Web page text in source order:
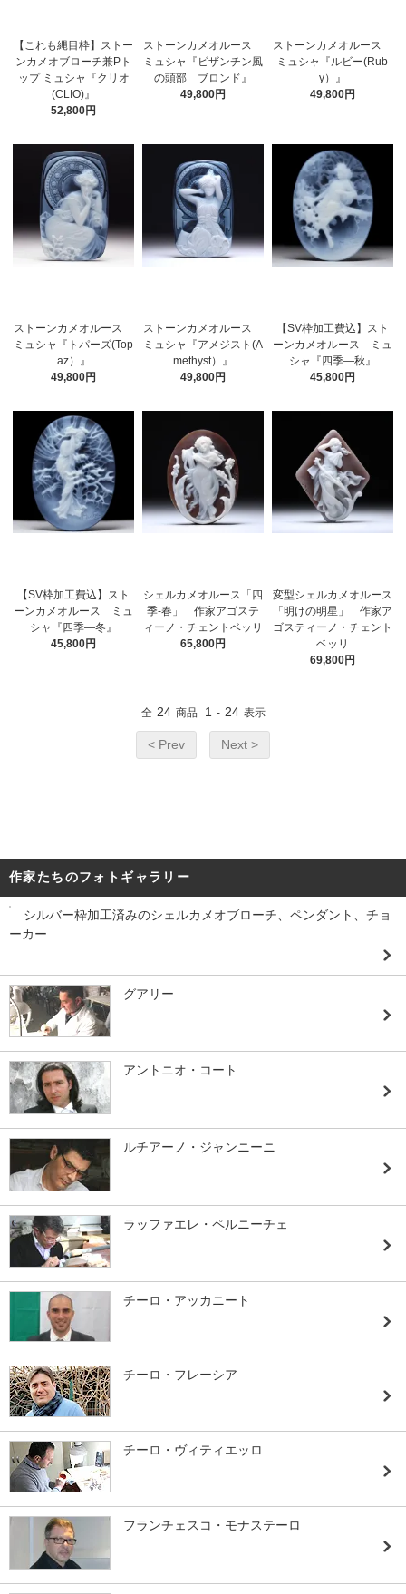
【これも縄目枠】ストー
ンカメオブローチ兼Pト
ップ ミュシャ『クリオ
(CLIO)』
52,800円
ストーンカメオルース
ミュシャ『ビザンチン風
の頭部 ブロンド』
49,800円
ストーンカメオルース
ミュシャ『ルビー(Rub
y）』
49,800円
ストーンカメオルース
ミュシャ『トパーズ(Top
az）』
49,800円
ストーンカメオルース
ミュシャ『アメジスト(A
methyst）』
49,800円
【SV枠加工費込】スト
ーンカメオルース ミュ
シャ『四季―秋』
45,800円
【SV枠加工費込】スト
ーンカメオルース ミュ
シャ『四季―冬』
45,800円
シェルカメオルース「四
季-春」 作家アゴステ
ィーノ・チェントベッリ
65,800円
変型シェルカメオルース
「明けの明星」 作家ア
ゴスティーノ・チェント
ベッリ
69,800円
全 24 商品 1 - 24 表示
< Prev Next >
作家たちのフォトギャラリー
シルバー枠加工済みのシェルカメオブローチ、ペンダント、チョ
ーカー
グアリー
アントニオ・コート
ルチアーノ・ジャンニーニ
ラッファエレ・ペルニーチェ
チーロ・アッカニート
チーロ・フレーシア
チーロ・ヴィティエッロ
フランチェスコ・モナステーロ